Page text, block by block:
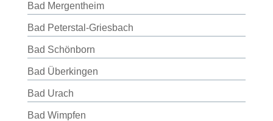
Bad Mergentheim
Bad Peterstal-Griesbach
Bad Schönborn
Bad Überkingen
Bad Urach
Bad Wimpfen